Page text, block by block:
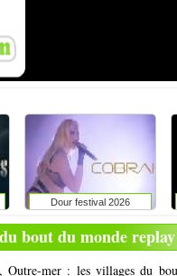
Dour festival 2026
bout du monde replay
Outre-mer : les villages du